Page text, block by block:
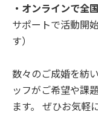
・オンラインで全
サポートで活動開
す）
数々のご成婚を紡
ッフがご希望や課
ます。 ぜひお気軽